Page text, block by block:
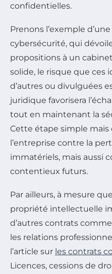
confidentielles.
Prenons l’exemple
cybersécurité, qui
propositions à un
solide, le risque que ces
d’autres ou divulguées
juridique favorisera
tout en maintenant la
Cette étape simple mais
l’entreprise contre la
immatériels, mais aussi
contentieux futurs.
Par ailleurs, à mesure
propriété intellectuelle
d’autres contrats
les relations
l’article sur les contrats
Licences, cessions de